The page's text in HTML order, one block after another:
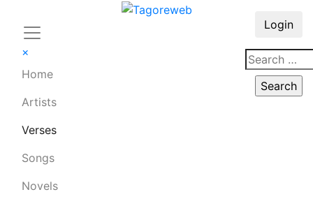
×
Home
Artists
Verses
Songs
Novels
Login